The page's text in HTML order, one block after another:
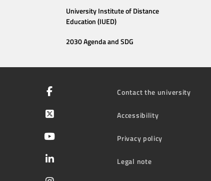
University Institute of Distance
Education (IUED)
2030 Agenda and SDG
Contact the university
Accessibility
Privacy policy
Legal note